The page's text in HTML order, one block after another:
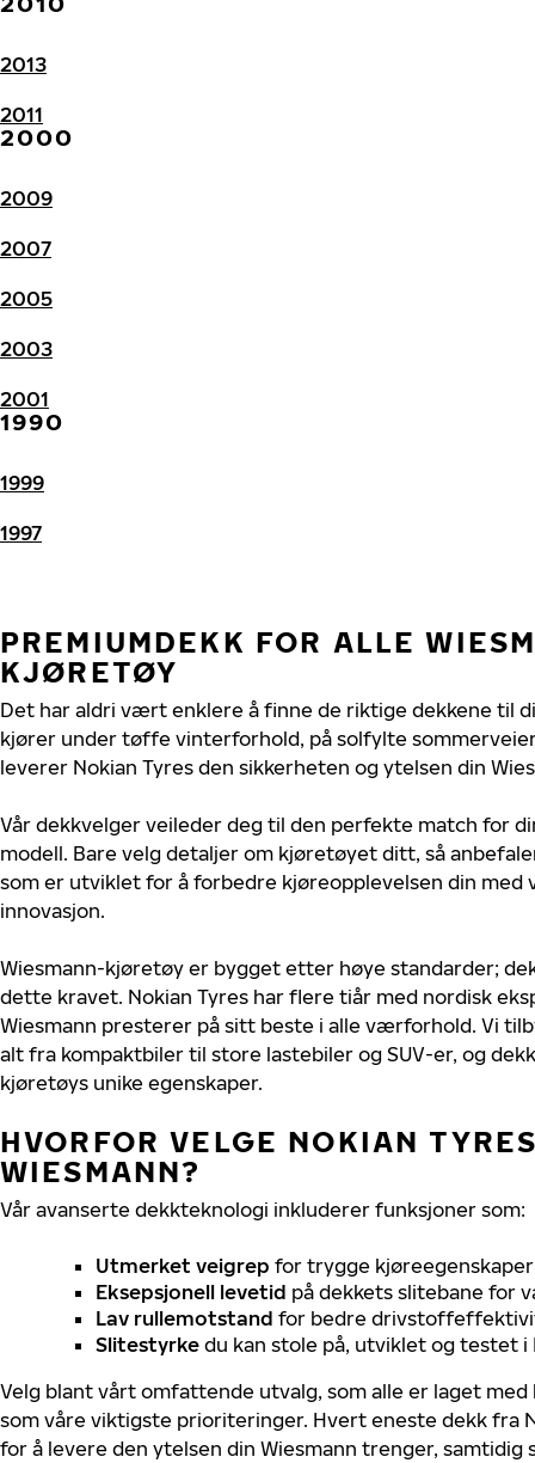
2013
2011
2000
2009
2007
2005
2003
2001
1990
1999
1997
PREMIUMDEKK FOR ALLE
KJØRETØY
Det har aldri vært enklere å finne de riktige dekkene til
kjører under tøffe vinterforhold, på solfylte
leverer Nokian Tyres den sikkerheten og ytelsen din
Vår dekkvelger veileder deg til den perfekte match for
modell. Bare velg detaljer om kjøretøyet ditt, så
som er utviklet for å forbedre kjøreopplevelsen din med
innovasjon.
Wiesmann-kjøretøy er bygget etter høye standarder;
dette kravet. Nokian Tyres har flere tiår med nordisk
Wiesmann presterer på sitt beste i alle værforhold. Vi
alt fra kompaktbiler til store lastebiler og SUV-er, og
kjøretøys unike egenskaper.
HVORFOR VELGE NOKIAN
WIESMANN?
Vår avanserte dekkteknologi inkluderer funksjoner som:
Utmerket veigrep for trygge
Eksepsjonell levetid på dekkets slitebane for
Lav rullemotstand for bedre
Slitestyrke du kan stole på, utviklet og testet i
Velg blant vårt omfattende utvalg, som alle er laget
som våre viktigste prioriteringer. Hvert eneste dekk fra
for å levere den ytelsen din Wiesmann trenger, samtidig